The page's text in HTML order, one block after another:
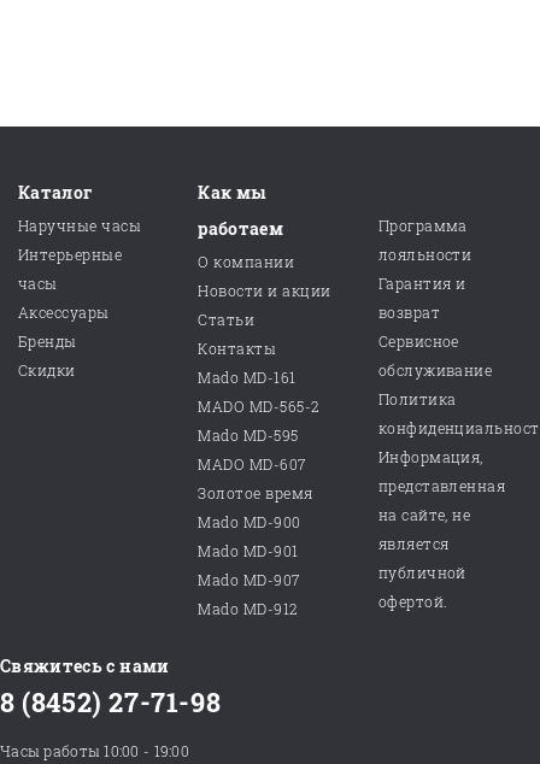
Каталог
Наручные часы
Интерьерные
часы
Аксессуары
Бренды
Скидки
Как мы
работаем
О компании
Новости и акции
Статьи
Контакты
Mado MD-161
MADO MD-565-2
Mado MD-595
MADO MD-607
Золотое время
Mado MD-900
Mado MD-901
Mado MD-907
Mado MD-912
Программа
лояльности
Гарантия и
возврат
Сервисное
обслуживание
Политика
Информация,
представленная
на сайте, не
является
публичной
офертой.
Свяжитесь с нами
8 (8452) 27-71-98
Часы работы 10:00 - 19:00